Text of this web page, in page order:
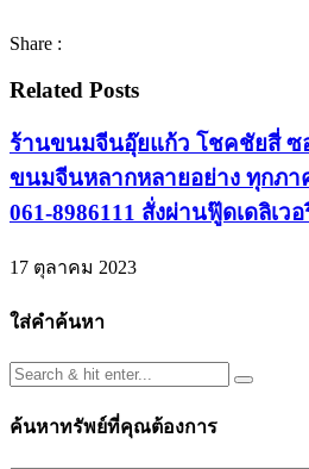
Share :
Related Posts
ร้านขนมจีนอุ๊ยแก้ว โชคชัยสี่ ซ
ขนมจีนหลากหลายอย่าง ทุกภา
061-8986111 สั่งผ่านฟู๊ดเดลิเวอ
17 ตุลาคม 2023
ใส่คำค้นหา
ค้นหาทรัพย์ที่คุณต้องการ